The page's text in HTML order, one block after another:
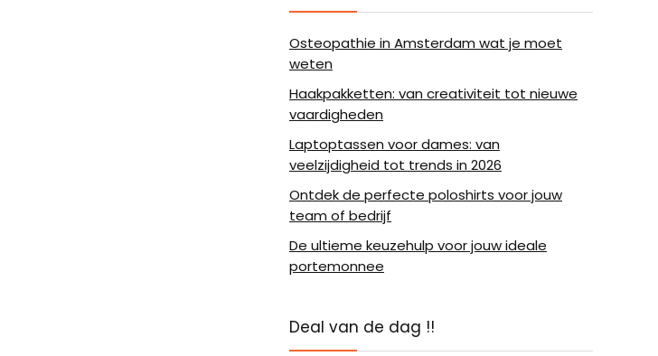
Osteopathie in Amsterdam wat je moet
weten
Haakpakketten: van creativiteit tot nieuwe
vaardigheden
Laptoptassen voor dames: van
veelzijdigheid tot trends in 2026
Ontdek de perfecte poloshirts voor jouw
team of bedrijf
De ultieme keuzehulp voor jouw ideale
portemonnee
Deal van de dag !!